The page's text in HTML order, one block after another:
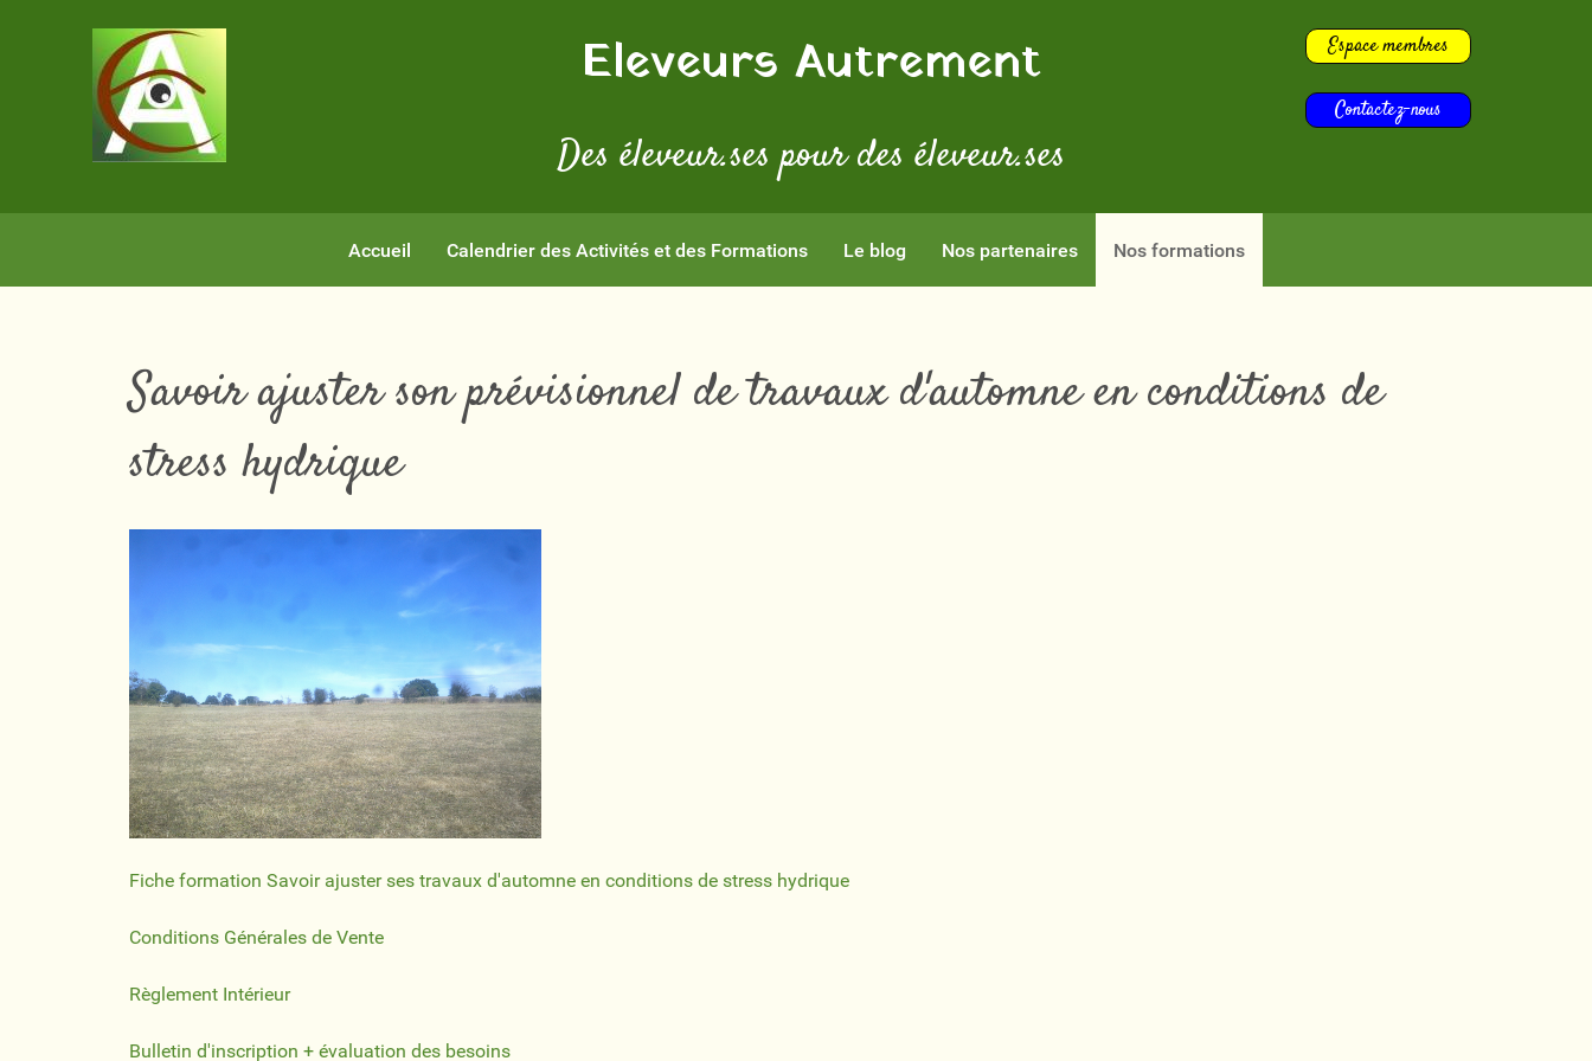
Eleveurs Autrement
Des éleveur.ses pour des éleveur.ses
Espace membres
Contactez-nous
Accueil Calendrier des Activités et des Formations Le blog Nos partenaires Nos formations
Savoir ajuster son prévisionnel de travaux d'automne en conditions de
stress hydrique
Fiche formation Savoir ajuster ses travaux d'automne en conditions de stress hydrique
Conditions Générales de Vente
Règlement Intérieur
Bulletin d'inscription + évaluation des besoins